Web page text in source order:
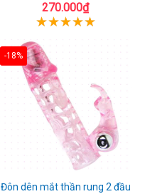
270.000₫
-18%
Đôn dên mắt thần rung 2 đầu